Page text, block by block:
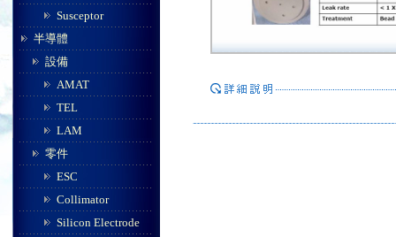
Susceptor
半導體
設備
AMAT
TEL
LAM
零件
ESC
Collimator
Silicon Electrode